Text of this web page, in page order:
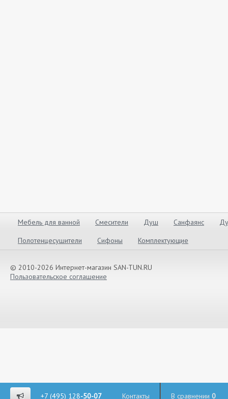
Мебель для ванной Смесители Душ Санфаянс
Полотенцесушители
Сифоны Комплектующие
© 2010-2026 Интернет-магазин SAN-TUN.RU
Пользовательское соглашение
+7 (495) 128-50-07 Контакты В сравнении 0